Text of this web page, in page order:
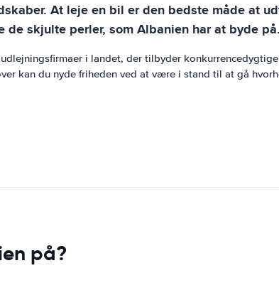
At leje en bil er den bedste måde at
skjulte perler, som Albanien har at byde på.
i landet, der tilbyder
kan du nyde friheden ved at være i stand til at gå
på?